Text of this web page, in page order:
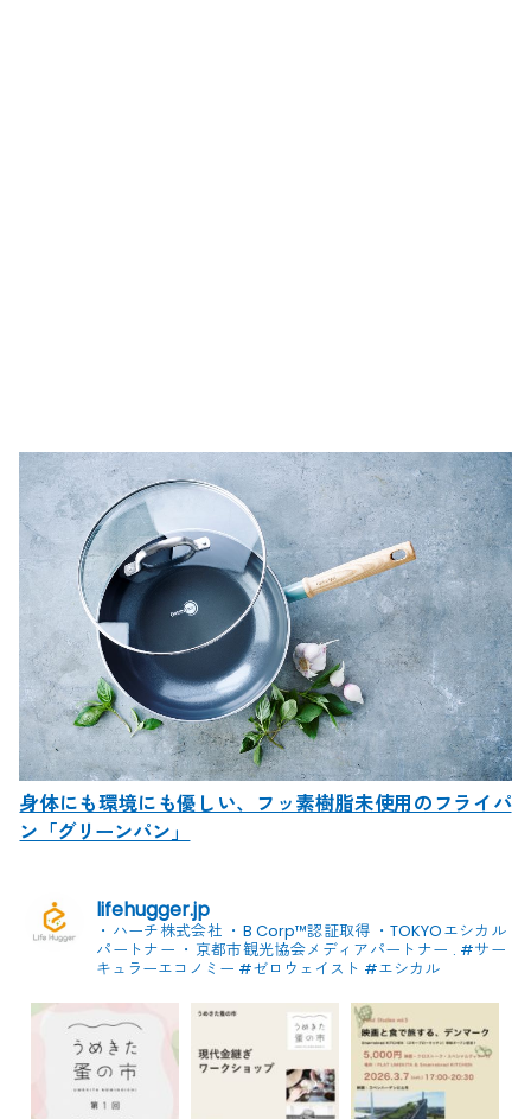
身体にも環境にも優しい、フッ素樹脂未使用のフライパ
ン「グリーンパン」
lifehugger.jp
・ハーチ株式会社 ・B Corp™認証取得 ・TOKYOエシカル
パートナー ・京都市観光協会メディアパートナー . #サー
キュラーエコノミー #ゼロウェイスト #エシカル